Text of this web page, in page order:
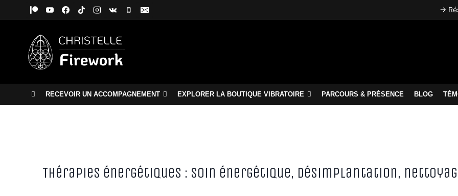
→
RECEVOIR UN ACCOMPAGNEMENT EXPLORER LA BOUTIQUE VIBRATOIRE PARCOURS & PRÉSENCE BLOG
Thérapies énergétiques : Soin énergétique, désimplantation,